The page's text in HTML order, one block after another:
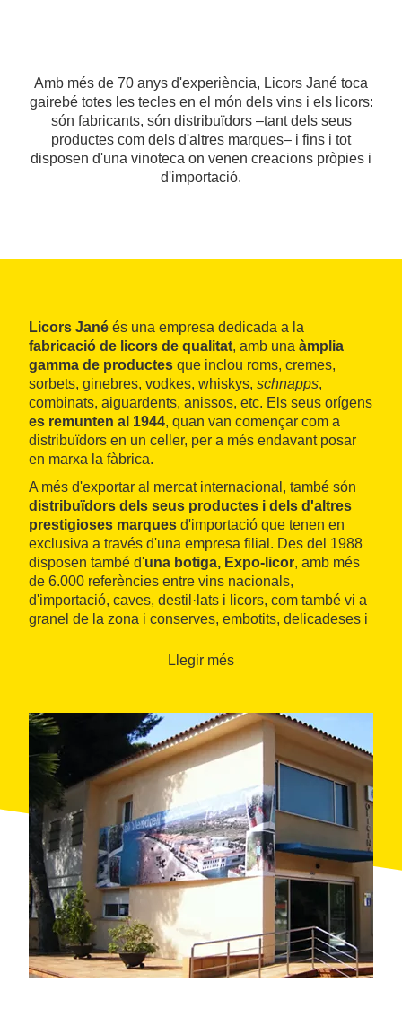
Amb més de 70 anys d'experiència, Licors Jané toca
gairebé totes les tecles en el món dels vins i els licors:
són fabricants, són distribuïdors –tant dels seus
productes com dels d'altres marques– i fins i tot
disposen d'una vinoteca on venen creacions pròpies i
d'importació.
Licors Jané és una empresa dedicada a la
fabricació de licors de qualitat, amb una àmplia
gamma de productes que inclou roms, cremes,
sorbets, ginebres, vodkes, whiskys, schnapps,
combinats, aiguardents, anissos, etc. Els seus orígens
es remunten al 1944, quan van començar com a
distribuïdors en un celler, per a més endavant posar
en marxa la fàbrica.
A més d'exportar al mercat internacional, també són
distribuïdors dels seus productes i dels d'altres
prestigioses marques d'importació que tenen en
exclusiva a través d'una empresa filial. Des del 1988
disposen també d'una botiga, Expo-licor, amb més
de 6.000 referències entre vins nacionals,
d'importació, caves, destil·lats i licors, com també vi a
granel de la zona i conserves, embotits, delicadeses i
Llegir més